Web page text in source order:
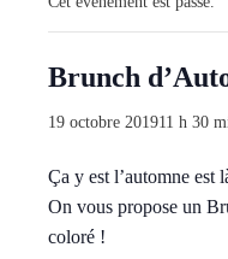
Brunch
19 octobre 201911 h 30
Ça y est l’automne est
On vous propose un
coloré !